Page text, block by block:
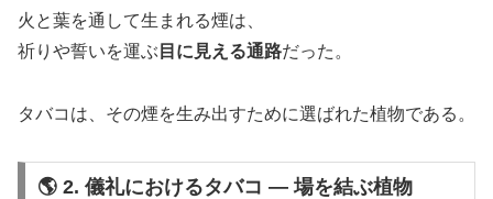
火と葉を通して生まれる煙は、
祈りや誓いを運ぶ 目に見える通路だった。
タバコは、その煙を生み出すために選ばれた植物である。
🌎 2. 儀礼におけるタバコ ― 場を結ぶ植物